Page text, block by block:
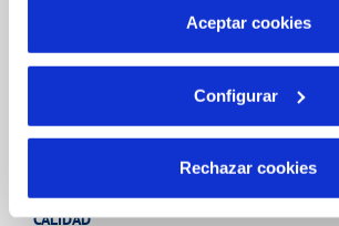
más información en nuestraPolítica de
Aceptar cookies
Configurar
Rechazar cookies
CALIDAD